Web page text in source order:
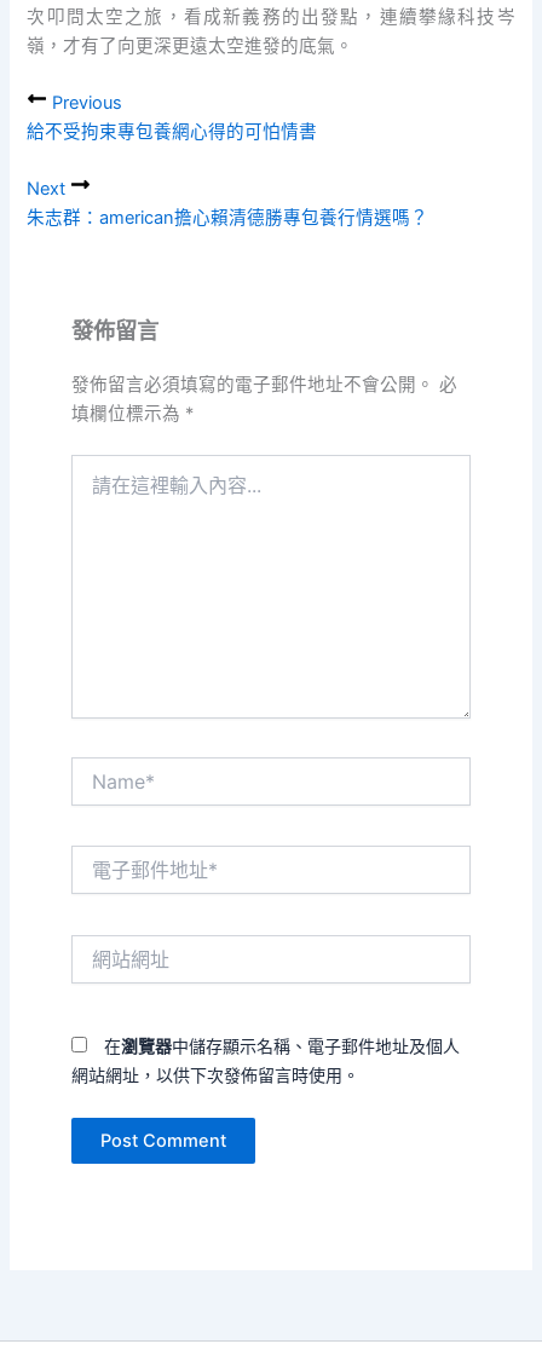
次叩問太空之旅，看成新義務的出發點，連續攀緣科技岑
嶺，才有了向更深更遠太空進發的底氣。
Previous
給不受拘束專包養網心得的可怕情書
Next
朱志群：american擔心賴清德勝專包養行情選嗎？
發佈留言
發佈留言必須填寫的電子郵件地址不會公開。 必
填欄位標示為 *
在瀏覽器中儲存顯示名稱、電子郵件地址及個人
網站網址，以供下次發佈留言時使用。